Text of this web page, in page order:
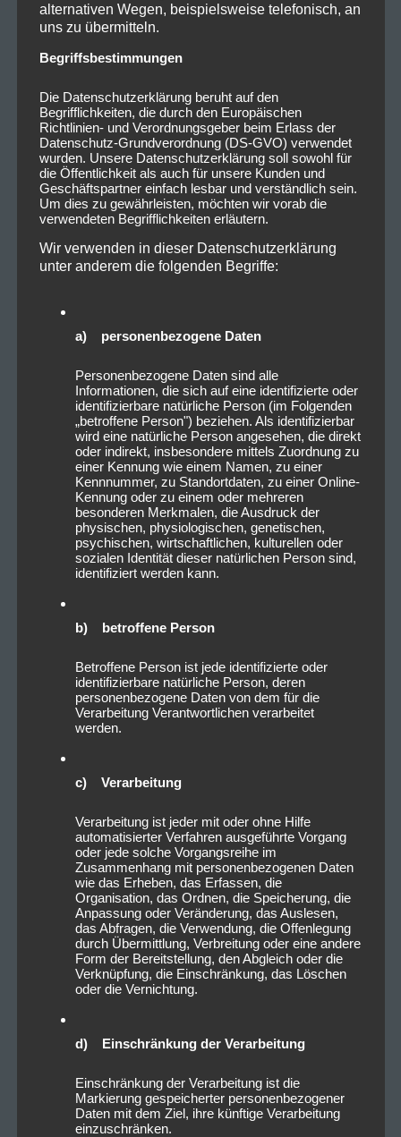
alternativen Wegen, beispielsweise telefonisch, an
uns zu übermitteln.
Begriffsbestimmungen
Die Datenschutzerklärung beruht auf den
Begrifflichkeiten, die durch den Europäischen
Richtlinien- und Verordnungsgeber beim Erlass der
Datenschutz-Grundverordnung (DS-GVO) verwendet
wurden. Unsere Datenschutzerklärung soll sowohl für
die Öffentlichkeit als auch für unsere Kunden und
Geschäftspartner einfach lesbar und verständlich sein.
Um dies zu gewährleisten, möchten wir vorab die
verwendeten Begrifflichkeiten erläutern.
Wir verwenden in dieser Datenschutzerklärung
unter anderem die folgenden Begriffe:
a) personenbezogene Daten
Personenbezogene Daten sind alle
Informationen, die sich auf eine identifizierte oder
identifizierbare natürliche Person (im Folgenden
„betroffene Person") beziehen. Als identifizierbar
wird eine natürliche Person angesehen, die direkt
oder indirekt, insbesondere mittels Zuordnung zu
einer Kennung wie einem Namen, zu einer
Kennnummer, zu Standortdaten, zu einer Online-
Kennung oder zu einem oder mehreren
besonderen Merkmalen, die Ausdruck der
physischen, physiologischen, genetischen,
psychischen, wirtschaftlichen, kulturellen oder
sozialen Identität dieser natürlichen Person sind,
identifiziert werden kann.
b) betroffene Person
Betroffene Person ist jede identifizierte oder
identifizierbare natürliche Person, deren
personenbezogene Daten von dem für die
Verarbeitung Verantwortlichen verarbeitet
werden.
c) Verarbeitung
Verarbeitung ist jeder mit oder ohne Hilfe
automatisierter Verfahren ausgeführte Vorgang
oder jede solche Vorgangsreihe im
Zusammenhang mit personenbezogenen Daten
wie das Erheben, das Erfassen, die
Organisation, das Ordnen, die Speicherung, die
Anpassung oder Veränderung, das Auslesen,
das Abfragen, die Verwendung, die Offenlegung
durch Übermittlung, Verbreitung oder eine andere
Form der Bereitstellung, den Abgleich oder die
Verknüpfung, die Einschränkung, das Löschen
oder die Vernichtung.
d) Einschränkung der Verarbeitung
Einschränkung der Verarbeitung ist die
Markierung gespeicherter personenbezogener
Daten mit dem Ziel, ihre künftige Verarbeitung
einzuschränken.